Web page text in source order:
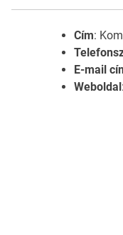
Cím:
E-mail
Weboldal :